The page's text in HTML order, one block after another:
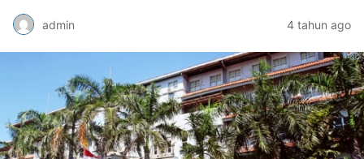
admin 4 tahun ago